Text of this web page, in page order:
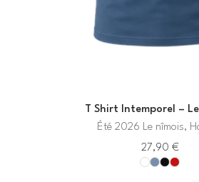
T Shirt Intemporel –
Été 2026 Le nîmois,
27,90 €